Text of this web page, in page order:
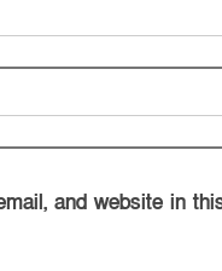
and website in